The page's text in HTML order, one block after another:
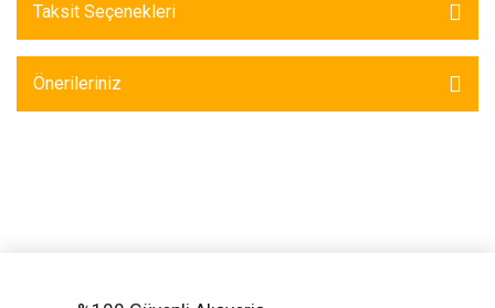
Taksit Seçenekleri
Önerileriniz